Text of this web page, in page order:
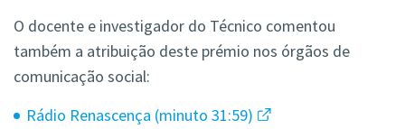
O docente e investigador do Técnico comentou
também a atribuição deste prémio nos órgãos de
comunicação social:
Rádio Renascença (minuto 31:59)